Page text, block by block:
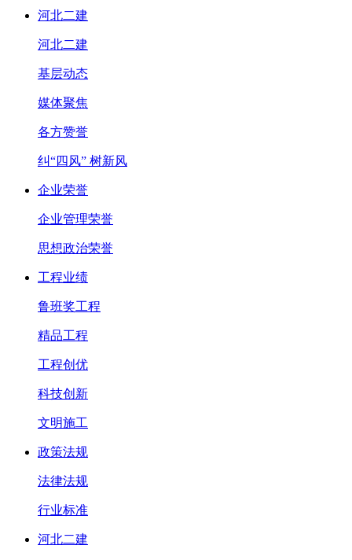
河北二建
河北二建
基层动态
媒体聚焦
各方赞誉
纠“四风” 树新风
企业荣誉
企业管理荣誉
思想政治荣誉
工程业绩
鲁班奖工程
精品工程
工程创优
科技创新
文明施工
政策法规
法律法规
行业标准
河北二建